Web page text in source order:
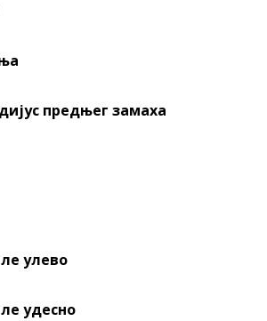
предњег замаха
улево
удесно